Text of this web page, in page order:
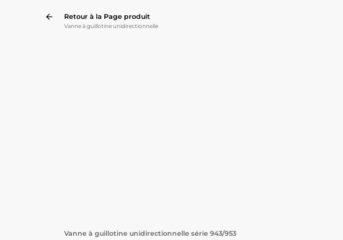
Retour à la Page produit
Vanne à guillotine unidirectionnelle
Vanne à guillotine unidirectionnelle série 943/953​